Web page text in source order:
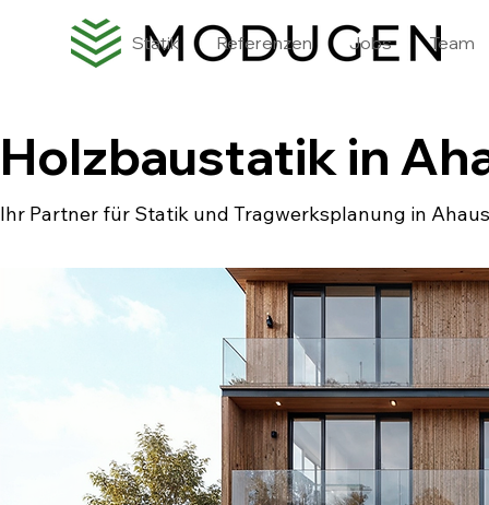
Statik Referenzen Jobs Team
Holzbaustatik in
Ihr Partner für Statik und Tragwerksplanung in Ahaus